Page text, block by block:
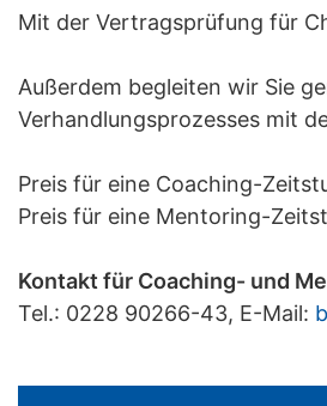
Mit der Vertragsprüfung für
Außerdem begleiten wir Sie
Verhandlungsprozesses mit
Preis für eine Coaching-
Preis für eine Mentoring-
Kontakt für Coaching- und
Tel.: 0228 90266-43, E-Mail: